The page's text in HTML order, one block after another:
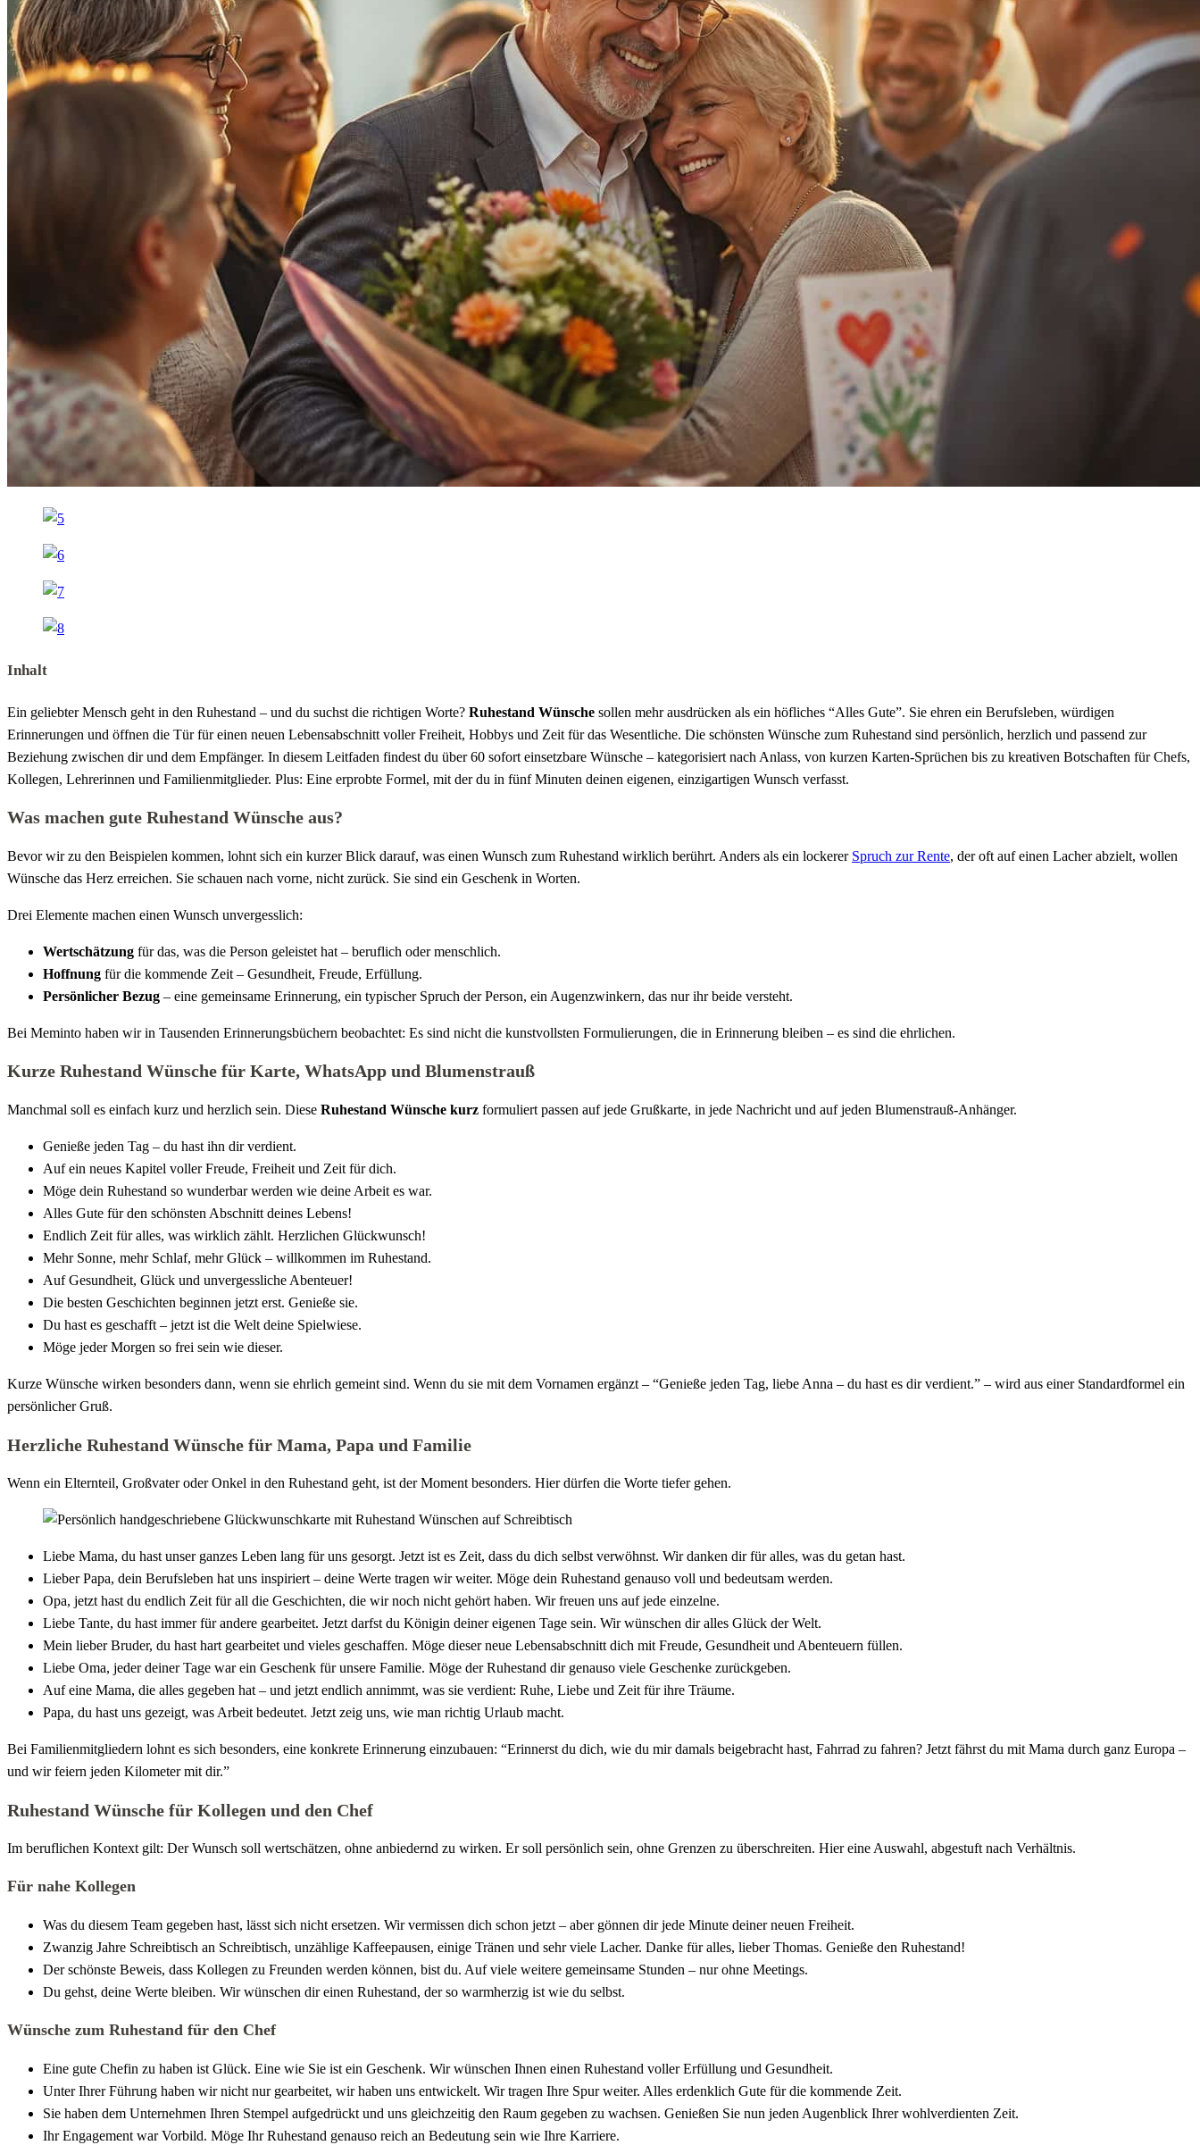
Inhalt
Ein geliebter Mensch geht in den Ruhestand – und du suchst die richtigen Worte? Ruhestand Wünsche sollen mehr ausdrücken als ein höfliches “Alles Gute”. Sie ehren ein Berufsleben, würdigen
Erinnerungen und öffnen die Tür für einen neuen Lebensabschnitt voller Freiheit, Hobbys und Zeit für das Wesentliche. Die schönsten Wünsche zum Ruhestand sind persönlich, herzlich und passend zur
Beziehung zwischen dir und dem Empfänger. In diesem Leitfaden findest du über 60 sofort einsetzbare Wünsche – kategorisiert nach Anlass, von kurzen Karten-Sprüchen bis zu kreativen Botschaften für Chefs,
Kollegen, Lehrerinnen und Familienmitglieder. Plus: Eine erprobte Formel, mit der du in fünf Minuten deinen eigenen, einzigartigen Wunsch verfasst.
Was machen gute Ruhestand Wünsche aus?
Bevor wir zu den Beispielen kommen, lohnt sich ein kurzer Blick darauf, was einen Wunsch zum Ruhestand wirklich berührt. Anders als ein lockerer Spruch zur Rente, der oft auf einen Lacher abzielt, wollen
Wünsche das Herz erreichen. Sie schauen nach vorne, nicht zurück. Sie sind ein Geschenk in Worten.
Drei Elemente machen einen Wunsch unvergesslich:
Wertschätzung für das, was die Person geleistet hat – beruflich oder menschlich.
Hoffnung für die kommende Zeit – Gesundheit, Freude, Erfüllung.
Persönlicher Bezug – eine gemeinsame Erinnerung, ein typischer Spruch der Person, ein Augenzwinkern, das nur ihr beide versteht.
Bei Meminto haben wir in Tausenden Erinnerungsbüchern beobachtet: Es sind nicht die kunstvollsten Formulierungen, die in Erinnerung bleiben – es sind die ehrlichen.
Kurze Ruhestand Wünsche für Karte, WhatsApp und Blumenstrauß
Manchmal soll es einfach kurz und herzlich sein. Diese Ruhestand Wünsche kurz formuliert passen auf jede Grußkarte, in jede Nachricht und auf jeden Blumenstrauß-Anhänger.
Genieße jeden Tag – du hast ihn dir verdient.
Auf ein neues Kapitel voller Freude, Freiheit und Zeit für dich.
Möge dein Ruhestand so wunderbar werden wie deine Arbeit es war.
Alles Gute für den schönsten Abschnitt deines Lebens!
Endlich Zeit für alles, was wirklich zählt. Herzlichen Glückwunsch!
Mehr Sonne, mehr Schlaf, mehr Glück – willkommen im Ruhestand.
Auf Gesundheit, Glück und unvergessliche Abenteuer!
Die besten Geschichten beginnen jetzt erst. Genieße sie.
Du hast es geschafft – jetzt ist die Welt deine Spielwiese.
Möge jeder Morgen so frei sein wie dieser.
Kurze Wünsche wirken besonders dann, wenn sie ehrlich gemeint sind. Wenn du sie mit dem Vornamen ergänzt – “Genieße jeden Tag, liebe Anna – du hast es dir verdient.” – wird aus einer Standardformel ein
persönlicher Gruß.
Herzliche Ruhestand Wünsche für Mama, Papa und Familie
Wenn ein Elternteil, Großvater oder Onkel in den Ruhestand geht, ist der Moment besonders. Hier dürfen die Worte tiefer gehen.
Liebe Mama, du hast unser ganzes Leben lang für uns gesorgt. Jetzt ist es Zeit, dass du dich selbst verwöhnst. Wir danken dir für alles, was du getan hast.
Lieber Papa, dein Berufsleben hat uns inspiriert – deine Werte tragen wir weiter. Möge dein Ruhestand genauso voll und bedeutsam werden.
Opa, jetzt hast du endlich Zeit für all die Geschichten, die wir noch nicht gehört haben. Wir freuen uns auf jede einzelne.
Liebe Tante, du hast immer für andere gearbeitet. Jetzt darfst du Königin deiner eigenen Tage sein. Wir wünschen dir alles Glück der Welt.
Mein lieber Bruder, du hast hart gearbeitet und vieles geschaffen. Möge dieser neue Lebensabschnitt dich mit Freude, Gesundheit und Abenteuern füllen.
Liebe Oma, jeder deiner Tage war ein Geschenk für unsere Familie. Möge der Ruhestand dir genauso viele Geschenke zurückgeben.
Auf eine Mama, die alles gegeben hat – und jetzt endlich annimmt, was sie verdient: Ruhe, Liebe und Zeit für ihre Träume.
Papa, du hast uns gezeigt, was Arbeit bedeutet. Jetzt zeig uns, wie man richtig Urlaub macht.
Bei Familienmitgliedern lohnt es sich besonders, eine konkrete Erinnerung einzubauen: “Erinnerst du dich, wie du mir damals beigebracht hast, Fahrrad zu fahren? Jetzt fährst du mit Mama durch ganz Europa –
und wir feiern jeden Kilometer mit dir.”
Ruhestand Wünsche für Kollegen und den Chef
Im beruflichen Kontext gilt: Der Wunsch soll wertschätzen, ohne anbiedernd zu wirken. Er soll persönlich sein, ohne Grenzen zu überschreiten. Hier eine Auswahl, abgestuft nach Verhältnis.
Für nahe Kollegen
Was du diesem Team gegeben hast, lässt sich nicht ersetzen. Wir vermissen dich schon jetzt – aber gönnen dir jede Minute deiner neuen Freiheit.
Zwanzig Jahre Schreibtisch an Schreibtisch, unzählige Kaffeepausen, einige Tränen und sehr viele Lacher. Danke für alles, lieber Thomas. Genieße den Ruhestand!
Der schönste Beweis, dass Kollegen zu Freunden werden können, bist du. Auf viele weitere gemeinsame Stunden – nur ohne Meetings.
Du gehst, deine Werte bleiben. Wir wünschen dir einen Ruhestand, der so warmherzig ist wie du selbst.
Wünsche zum Ruhestand für den Chef
Eine gute Chefin zu haben ist Glück. Eine wie Sie ist ein Geschenk. Wir wünschen Ihnen einen Ruhestand voller Erfüllung und Gesundheit.
Unter Ihrer Führung haben wir nicht nur gearbeitet, wir haben uns entwickelt. Wir tragen Ihre Spur weiter. Alles erdenklich Gute für die kommende Zeit.
Sie haben dem Unternehmen Ihren Stempel aufgedrückt und uns gleichzeitig den Raum gegeben zu wachsen. Genießen Sie nun jeden Augenblick Ihrer wohlverdienten Zeit.
Ihr Engagement war Vorbild. Möge Ihr Ruhestand genauso reich an Bedeutung sein wie Ihre Karriere.